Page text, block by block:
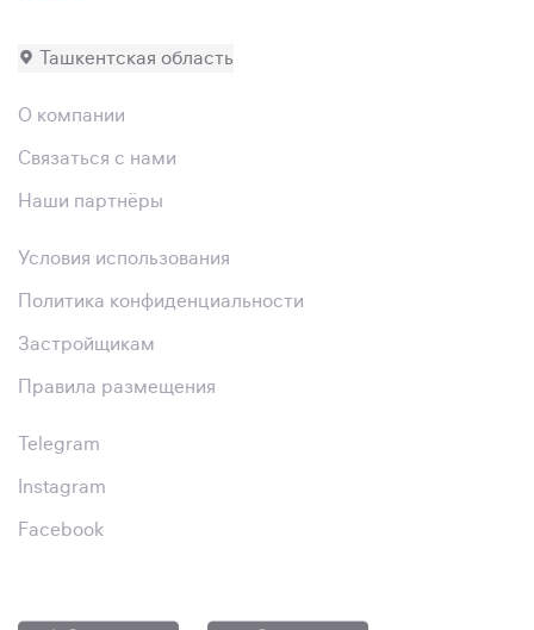
Ташкентская область
О компании
Связаться с нами
Наши партнёры
Условия использования
Политика конфиденциальности
Застройщикам
Правила размещения
Telegram
Instagram
Facebook